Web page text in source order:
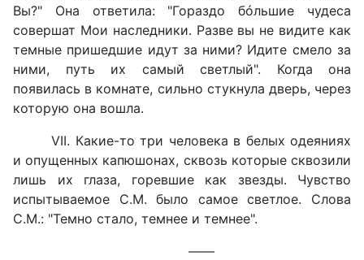
Вы?" Она ответила: "Гораздо бóльшие чудеса
совершат Мои наследники. Разве вы не видите как
темные пришедшие идут за ними? Идите смело за
ними, путь их самый светлый". Когда она
появилась в комнате, сильно стукнула дверь, через
которую она вошла.
VII. Какие-то три человека в белых одеяниях
и опущенных капюшонах, сквозь которые сквозили
лишь их глаза, горевшие как звезды. Чувство
испытываемое С.М. было самое светлое. Слова
С.М.: "Темно стало, темнее и темнее".
——